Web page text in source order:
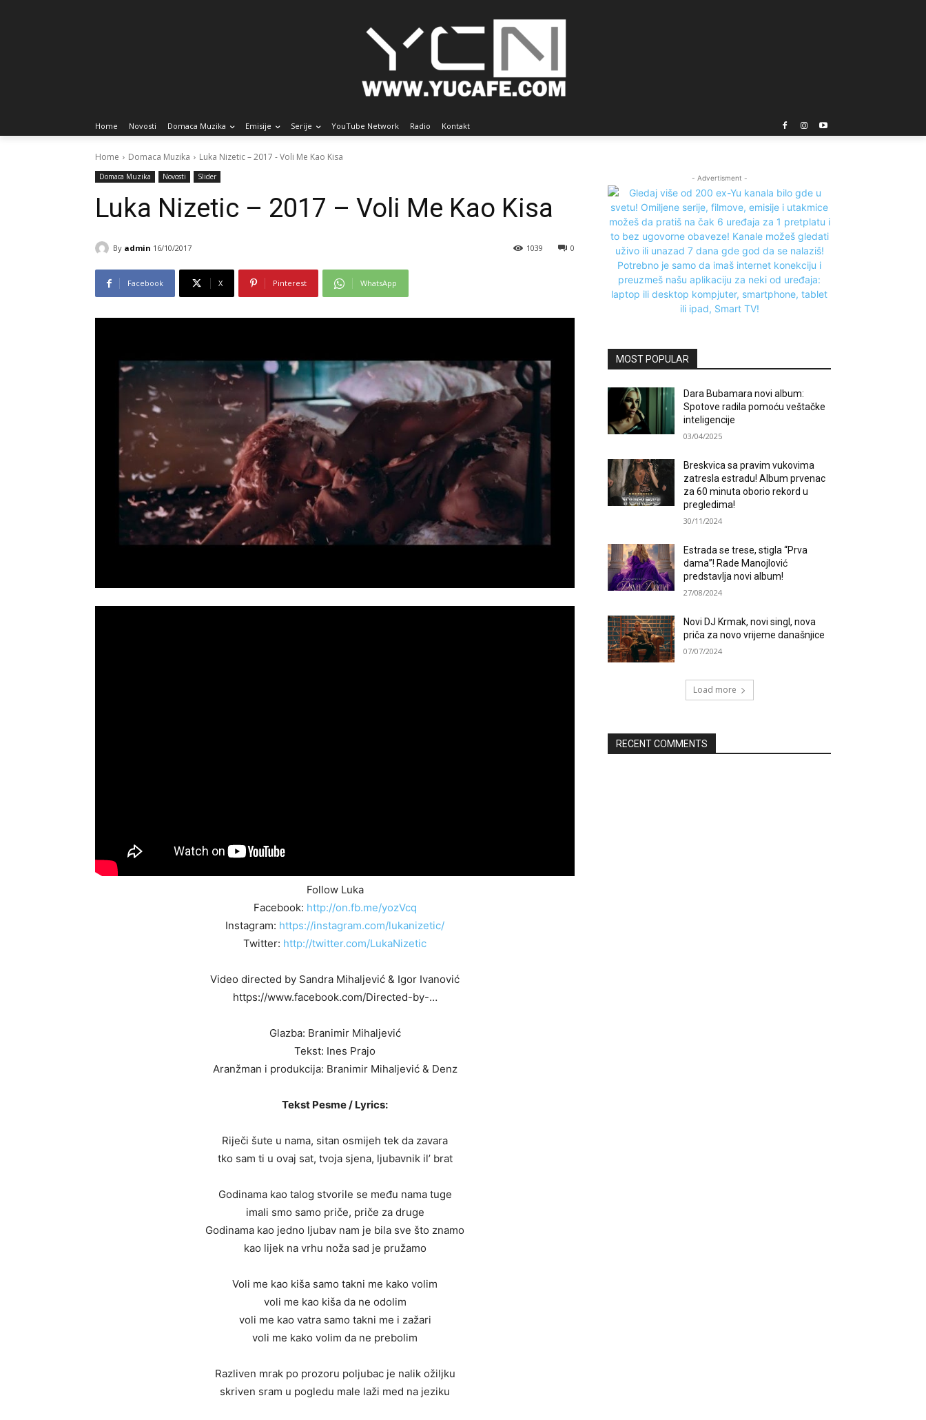
Home Novosti Domaca Muzika Emisije Serije YouTube Network Radio Kontakt
Home Domaca Muzika Luka Nizetic – 2017 - Voli Me Kao Kisa
Domaca Muzika Novosti Slider
Luka Nizetic – 2017 – Voli Me Kao Kisa
By admin 16/10/2017 0
1039
Facebook X Pinterest WhatsApp
Follow Luka
Facebook: http://on.fb.me/yozVcq
Instagram: https://instagram.com/lukanizetic/
Twitter: http://twitter.com/LukaNizetic
Video directed by Sandra Mihaljević & Igor Ivanović
https://www.facebook.com/Directed-by-…
Glazba: Branimir Mihaljević
Tekst: Ines Prajo
Aranžman i produkcija: Branimir Mihaljević & Denz
Tekst Pesme / Lyrics:
Riječi šute u nama, sitan osmijeh tek da zavara
tko sam ti u ovaj sat, tvoja sjena, ljubavnik il’ brat
Godinama kao talog stvorile se među nama tuge
imali smo samo priče, priče za druge
Godinama kao jedno ljubav nam je bila sve što znamo
kao lijek na vrhu noža sad je pružamo
Voli me kao kiša samo takni me kako volim
voli me kao kiša da ne odolim
voli me kao vatra samo takni me i zažari
voli me kako volim da ne prebolim
Razliven mrak po prozoru poljubac je nalik ožiljku
skriven sram u pogledu male laži med na jeziku
- Advertisment -
MOST POPULAR
Dara Bubamara novi album:
Spotove radila pomoću veštačke
inteligencije
03/04/2025
Breskvica sa pravim vukovima
zatresla estradu! Album prvenac
za 60 minuta oborio rekord u
pregledima!
30/11/2024
Estrada se trese, stigla “Prva
dama”! Rade Manojlović
predstavlja novi album!
27/08/2024
Novi DJ Krmak, novi singl, nova
priča za novo vrijeme današnjice
07/07/2024
Load more
RECENT COMMENTS